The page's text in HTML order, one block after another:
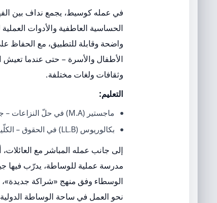
في عمله كوسيط، يجمع نداف بين
الحساسية العاطفية والأدوات العملية
واضحة وقابلة للتطبيق، مع الحفاظ
الأطفال والأسرة – حتى عندما تعيش
وثقافات ولغات مختلفة.
التعليم:
ماجستير (M.A) في حلّ النزاعات – جامعة بار إيلان
بكالوريوس (LL.B) في الحقوق – الكلّية الأكاديمية أونو
إلى جانب عمله المباشر مع
مدرسة عملية للوساطة، يدرّب فيها
الوسطاء وفق منهج «شراكة
نحو العمل في ساحة الوساطة